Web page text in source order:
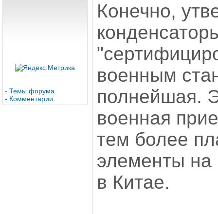
- Темы форума
- Комментарии
Конечно,
военным
полнейшая.
военная
тем более
элементы на
в Китае.